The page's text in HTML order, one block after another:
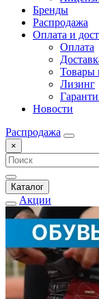
Бренды
Распродажа
Оплата и
Оплата
Товары
Лизинг
Новости
Распродажа
×
Каталог
Акции